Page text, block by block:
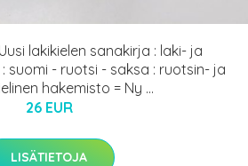
lakikielen sanakirja : laki- ja
suomi - ruotsi - saksa : ruotsin- ja
hakemisto = Ny ...
26 EUR
LISÄTIETOJA